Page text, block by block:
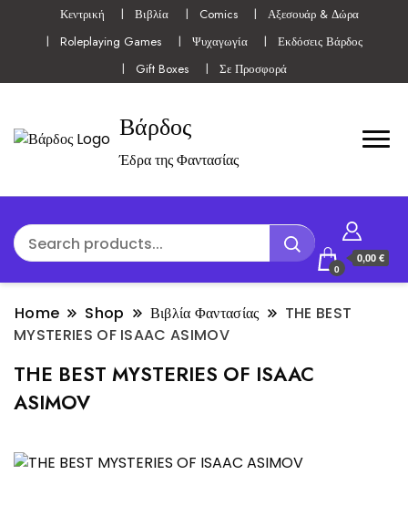
Κεντρική Βιβλία Comics
Αξεσουάρ & Δώρα
Roleplaying Games
Ψυχαγωγία
Εκδόσεις Βάρδος
Gift Boxes
Σε Προσφορά
Βάρδος
Έδρα της Φαντασίας
0
0,00 €
Home Shop Βιβλία Φαντασίας
THE BEST
MYSTERIES OF ISAAC ASIMOV
THE BEST MYSTERIES OF ISAAC
ASIMOV